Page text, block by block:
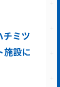
チミツ
施設に